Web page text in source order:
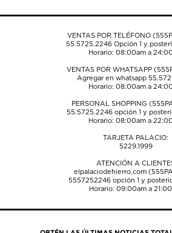
envío.envío.envío.envío.envío.
VENTAS POR TELÉFONO
55.5725.2246Opción 1 y
Horario: 08:00am a
VENTAS POR WHATSAPP
Agregar en whatsapp
Horario: 08:00am a
PERSONAL SHOPPING
55.5725.2246opción 1 y
Horario: 08:00am a
TARJETA PALACIO:
5229.1999
ATENCIÓN A
elpalaciodehierro.com
5557252246opción 1 y
Horario: 09:00am a